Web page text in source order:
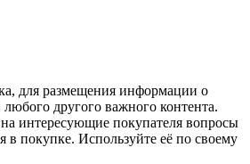
для размещения информации о
любого другого важного контента.
интересующие покупателя вопросы
в покупке. Используйте её по своему